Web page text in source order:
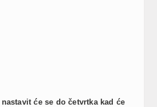
će se do četvrtka kad će